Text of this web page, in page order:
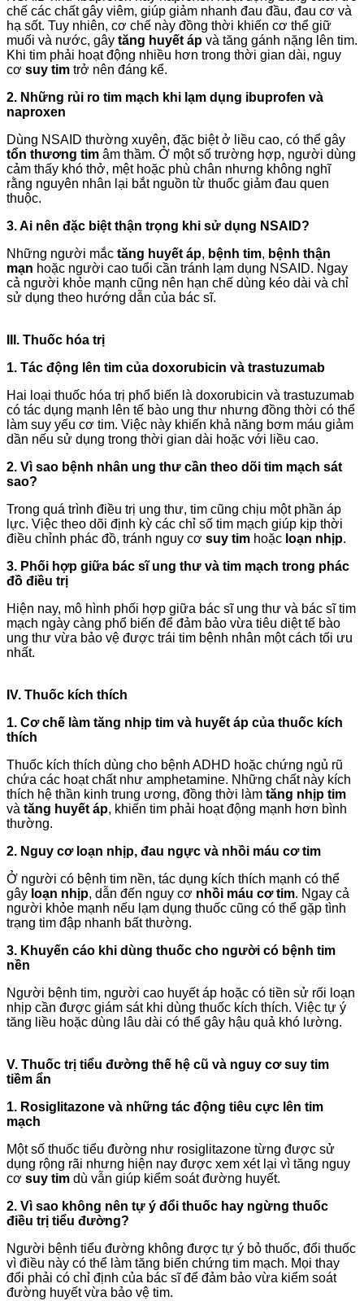
chế các chất gây viêm, giúp giảm nhanh đau đầu, đau cơ và
hạ sốt. Tuy nhiên, cơ chế này đồng thời khiến cơ thể giữ
muối và nước, gây tăng huyết áp và tăng gánh nặng lên tim.
Khi tim phải hoạt động nhiều hơn trong thời gian dài, nguy
cơ suy tim trở nên đáng kể.
2. Những rủi ro tim mạch khi lạm dụng ibuprofen và
naproxen
Dùng NSAID thường xuyên, đặc biệt ở liều cao, có thể gây
tổn thương tim âm thầm. Ở một số trường hợp, người dùng
cảm thấy khó thở, mệt hoặc phù chân nhưng không nghĩ
rằng nguyên nhân lại bắt nguồn từ thuốc giảm đau quen
thuộc.
3. Ai nên đặc biệt thận trọng khi sử dụng NSAID?
Những người mắc tăng huyết áp, bệnh tim, bệnh thận
mạn hoặc người cao tuổi cần tránh lạm dụng NSAID. Ngay
cả người khỏe mạnh cũng nên hạn chế dùng kéo dài và chỉ
sử dụng theo hướng dẫn của bác sĩ.
III. Thuốc hóa trị
1. Tác động lên tim của doxorubicin và trastuzumab
Hai loại thuốc hóa trị phổ biến là doxorubicin và trastuzumab
có tác dụng mạnh lên tế bào ung thư nhưng đồng thời có thể
làm suy yếu cơ tim. Việc này khiến khả năng bơm máu giảm
dần nếu sử dụng trong thời gian dài hoặc với liều cao.
2. Vì sao bệnh nhân ung thư cần theo dõi tim mạch sát
sao?
Trong quá trình điều trị ung thư, tim cũng chịu một phần áp
lực. Việc theo dõi định kỳ các chỉ số tim mạch giúp kịp thời
điều chỉnh phác đồ, tránh nguy cơ suy tim hoặc loạn nhịp.
3. Phối hợp giữa bác sĩ ung thư và tim mạch trong phác
đồ điều trị
Hiện nay, mô hình phối hợp giữa bác sĩ ung thư và bác sĩ tim
mạch ngày càng phổ biến để đảm bảo vừa tiêu diệt tế bào
ung thư vừa bảo vệ được trái tim bệnh nhân một cách tối ưu
nhất.
IV. Thuốc kích thích
1. Cơ chế làm tăng nhịp tim và huyết áp của thuốc kích
thích
Thuốc kích thích dùng cho bệnh ADHD hoặc chứng ngủ rũ
chứa các hoạt chất như amphetamine. Những chất này kích
thích hệ thần kinh trung ương, đồng thời làm tăng nhịp tim
và tăng huyết áp, khiến tim phải hoạt động mạnh hơn bình
thường.
2. Nguy cơ loạn nhịp, đau ngực và nhồi máu cơ tim
Ở người có bệnh tim nền, tác dụng kích thích mạnh có thể
gây loạn nhịp, dẫn đến nguy cơ nhồi máu cơ tim. Ngay cả
người khỏe mạnh nếu lạm dụng thuốc cũng có thể gặp tình
trạng tim đập nhanh bất thường.
3. Khuyến cáo khi dùng thuốc cho người có bệnh tim
nền
Người bệnh tim, người cao huyết áp hoặc có tiền sử rối loạn
nhịp cần được giám sát khi dùng thuốc kích thích. Việc tự ý
tăng liều hoặc dùng lâu dài có thể gây hậu quả khó lường.
V. Thuốc trị tiểu đường thế hệ cũ và nguy cơ suy tim
tiềm ẩn
1. Rosiglitazone và những tác động tiêu cực lên tim
mạch
Một số thuốc tiểu đường như rosiglitazone từng được sử
dụng rộng rãi nhưng hiện nay được xem xét lại vì tăng nguy
cơ suy tim dù vẫn giúp kiểm soát đường huyết.
2. Vì sao không nên tự ý đổi thuốc hay ngừng thuốc
điều trị tiểu đường?
Người bệnh tiểu đường không được tự ý bỏ thuốc, đổi thuốc
vì điều này có thể làm tăng biến chứng tim mạch. Mọi thay
đổi phải có chỉ định của bác sĩ để đảm bảo vừa kiểm soát
đường huyết vừa bảo vệ tim.